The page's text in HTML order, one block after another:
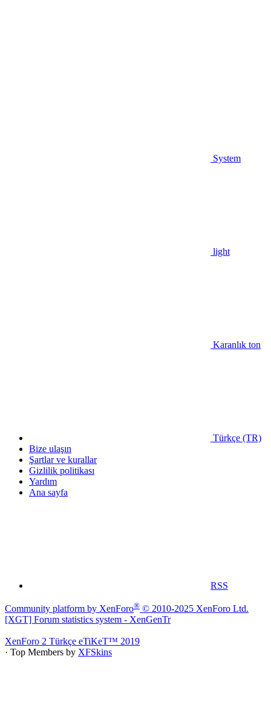
System
light
Karanlık ton
Türkçe (TR)
Bize ulaşın
Şartlar ve kurallar
Gizlilik politikası
Yardım
Ana sayfa
RSS
Community platform by XenForo® © 2010-2025 XenForo Ltd.
[XGT] Forum statistics system - XenGenTr
XenForo 2 Türkçe eTiKeT™ 2019
· Top Members by XFSkins